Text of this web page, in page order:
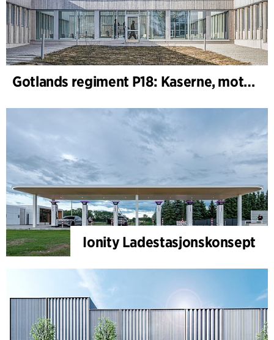
Gotlands regiment P18: Kaserne, motor-, maskin- og skytefelt
Ionity Ladestasjonskonsept